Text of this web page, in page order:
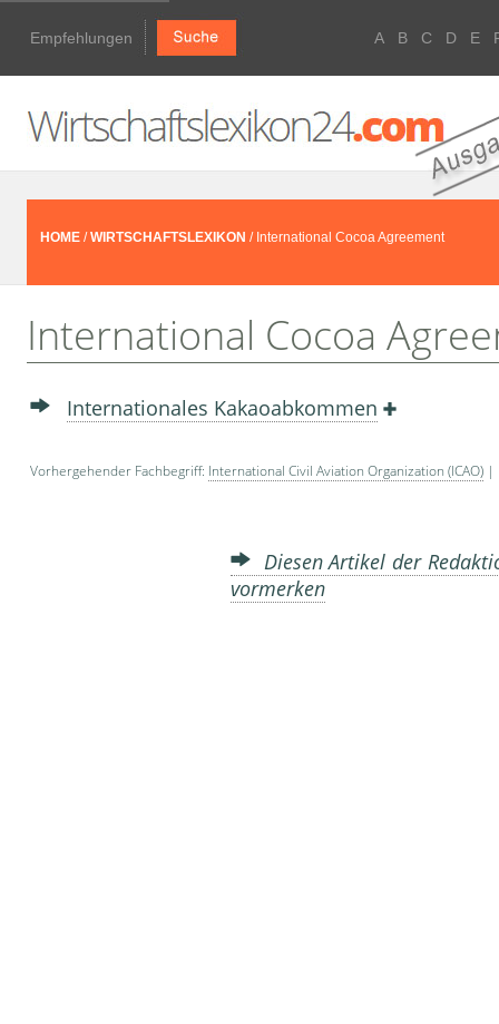
Empfehlungen A B C D E
HOME /WIRTSCHAFTSLEXIKON / International Cocoa Agreement
International Cocoa
Internationales Kakaoabkommen
Vorhergehender Fachbegriff: International Civil Aviation Organization (ICAO) |
Diesen Artikel der
vormerken